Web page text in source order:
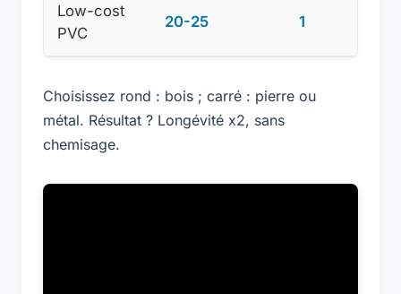
Low-cost
PVC
20-25 1
Choisissez rond : bois ; carré : pierre ou
métal. Résultat ? Longévité x2, sans
chemisage.